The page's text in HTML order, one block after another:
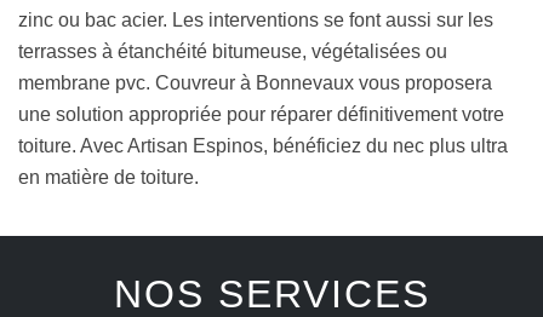
zinc ou bac acier. Les interventions se font aussi sur les
terrasses à étanchéité bitumeuse, végétalisées ou
membrane pvc. Couvreur à Bonnevaux vous proposera
une solution appropriée pour réparer définitivement votre
toiture. Avec Artisan Espinos, bénéficiez du nec plus ultra
en matière de toiture.
NOS SERVICES